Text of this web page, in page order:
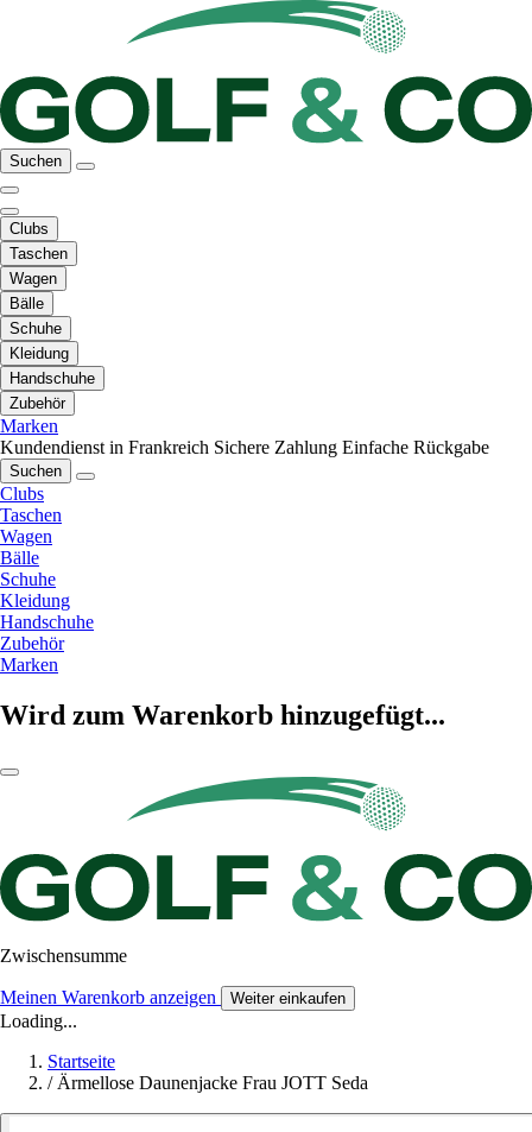
Suchen
Clubs
Taschen
Wagen
Bälle
Schuhe
Kleidung
Handschuhe
Zubehör
Marken
Kundendienst in Frankreich Sichere Zahlung Einfache Rückgabe
Suchen
Clubs
Taschen
Wagen
Bälle
Schuhe
Kleidung
Handschuhe
Zubehör
Marken
Wird zum Warenkorb hinzugefügt...
Zwischensumme
Meinen Warenkorb anzeigen Weiter einkaufen
Loading...
Startseite
/ Ärmellose Daunenjacke Frau JOTT Seda